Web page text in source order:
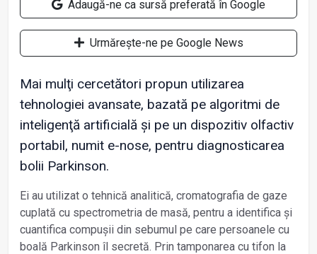
Adaugă-ne ca sursă preferată în Google
Urmărește-ne pe Google News
Mai mulţi cercetători propun utilizarea
tehnologiei avansate, bazată pe algoritmi de
inteligenţă artificială și pe un dispozitiv olfactiv
portabil, numit e-nose, pentru diagnosticarea
bolii Parkinson.
Ei au utilizat o tehnică analitică, cromatografia de gaze
cuplată cu spectrometria de masă, pentru a identifica și
cuantifica compușii din sebumul pe care persoanele cu
boală Parkinson îl secretă. Prin tamponarea cu tifon la